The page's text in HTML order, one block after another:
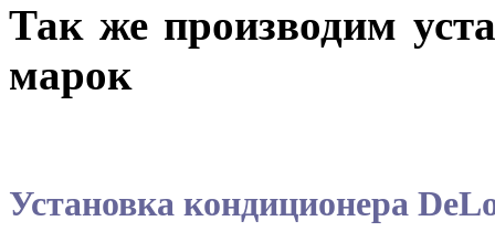
Так же производим
марок
Установка кондиционера